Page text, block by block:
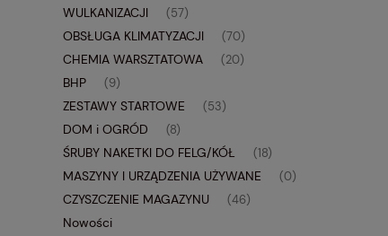
WULKANIZACJI
(57)
OBSŁUGA KLIMATYZACJI (70)
CHEMIA WARSZTATOWA (20)
BHP (9)
ZESTAWY STARTOWE (53)
DOM i OGRÓD (8)
ŚRUBY NAKETKI DO FELG/KÓŁ (18)
MASZYNY I URZĄDZENIA UŻYWANE (0)
CZYSZCZENIE MAGAZYNU (46)
Nowości